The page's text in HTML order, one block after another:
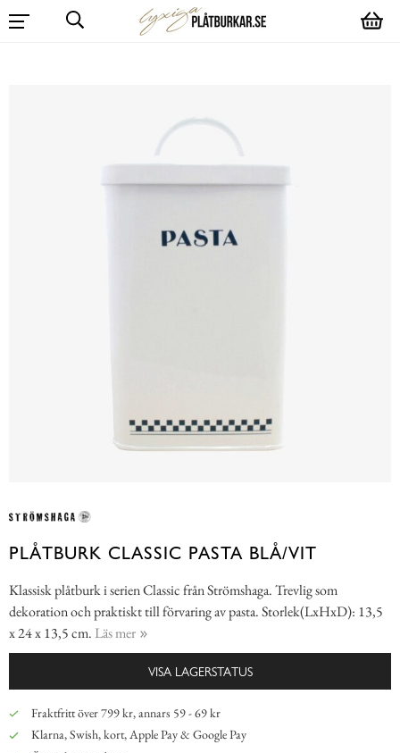
PLÅTBURK CLASSIC PASTA BLÅ/VIT
Klassisk plåtburk i serien Classic från Strömshaga. Trevlig som
dekoration och praktiskt till förvaring av pasta. Storlek(LxHxD): 13,5
x 24 x 13,5 cm. Läs mer
VISA LAGERSTATUS
Fraktfritt över 799 kr, annars 59 - 69 kr
Klarna, Swish, kort, Apple Pay & Google Pay